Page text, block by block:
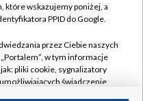
które wskazujemy poniżej, a
PPID do Google.
przez Ciebie naszych
w tym informacje
pliki cookie, sygnalizatory
świadczenie